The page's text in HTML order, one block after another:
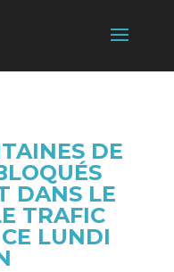
DE
DANS LE
TRAFIC
LUNDI